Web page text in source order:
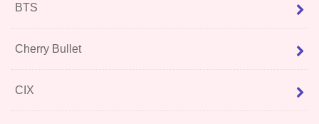
BTS
Cherry Bullet
CIX